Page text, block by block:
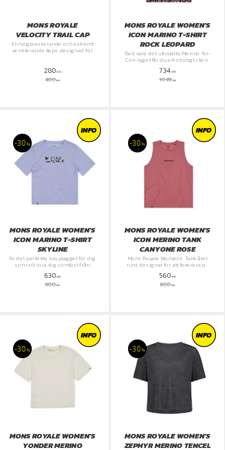
MONS ROYALE
VELOCITY TRAIL CAP
En högpresterande och extremt
ventilerande keps designad för
280KR
400KR
MONS ROYALE WOMEN'S
ICON MARINO T-SHIRT
ROCK LEOPARD
Tack vare det ultralätta Merino Air-
Con-tyget får du ett otroligt skönt
minimal plats i väskan.
734 KR
1 049KR
MONS ROYALE WOMEN'S
ICON MARINO T-SHIRT
SKYLINE
Är det perfekta basplagget för dig
som vill röra dig sömlöst från
avslappnade stunder i stan.
630KR
900KR
30 %
INFO
MONS ROYALE WOMEN'S
ICON MERINO TANK
CANYONE ROSE
​Mons Royale Women's Tank året
runt, designat för att leverera på
vandringen och till favoritjeansen
i vardagen.
560KR
800KR
30 %
INFO
MONS ROYALE WOMEN'S
YONDER MERINO
30 %
INFO
MONS ROYALE WOMEN'S
ZEPHYR MERINO TENCEL
30 %
INFO